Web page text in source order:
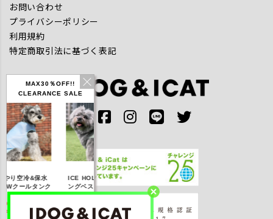
MAX30％OFF!!
CLEARANCE SALE
り空冷&保水
クールタンク
OFF】2,310
(税込み)
ICE HOLD フィッシ
ングベスト 保冷剤付
円(税込み)
IDOG ICE HOLD ネ
ッククーラー 保冷剤
円(税込み)
お問い合わせ
プライバシーポリシー
利用規約
特定商取引法に基づく表記